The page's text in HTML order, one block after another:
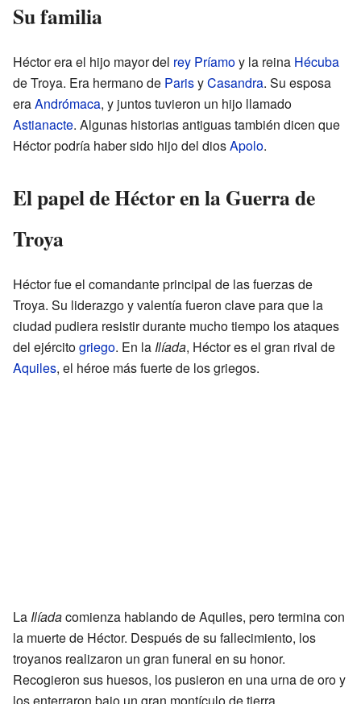
Su familia
Héctor era el hijo mayor del rey Príamoy la reina Hécuba
de Troya. Era hermano de ParisyCasandra. Su esposa
eraAndrómaca, y juntos tuvieron un hijo llamado
Astianacte. Algunas historias antiguas también dicen que
Héctor podría haber sido hijo del diosApolo.
El papel de Héctor en la Guerra de
Troya
Héctor fue el comandante principal de las fuerzas de
Troya. Su liderazgo y valentía fueron clave para que la
ciudad pudiera resistir durante mucho tiempo los ataques
del ejércitogriego. En la Ilíada, Héctor es el gran rival de
Aquiles, el héroe más fuerte de los griegos.
La Ilíadacomienza hablando de Aquiles, pero termina con
la muerte de Héctor. Después de su fallecimiento, los
troyanos realizaron un gran funeral en su honor.
Recogieron sus huesos, los pusieron en una urna de oro y